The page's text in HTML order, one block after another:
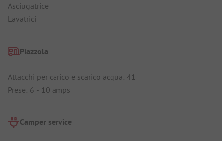
Asciugatrice
Lavatrici
Piazzola
Attacchi per carico e scarico acqua: 41
Prese: 6 - 10 amps
Camper service